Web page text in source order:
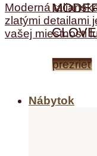
prezrieť
Nábytok
Moderná
zlatými detailami
vašej miestnosti